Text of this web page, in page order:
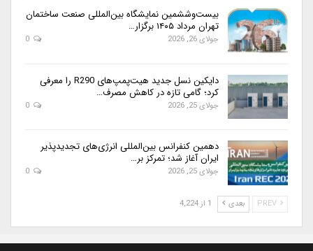
بیست‌وششمین نمایشگاه بین‌المللی صنعت ساختمان
تهران مرداد ۱۴۰۵ برگزار…
جولای 26, 2026
دایکین نسل جدید هیت‌پمپ‌های R290 را معرفی
کرد؛ گامی تازه در کاهش مصرف…
جولای 25, 2026
دهمین کنفرانس بین‌المللی انرژی‌های تجدیدپذیر
ایران آغاز شد؛ تمرکز بر…
جولای 25, 2026
بعدی 1 از 4,224